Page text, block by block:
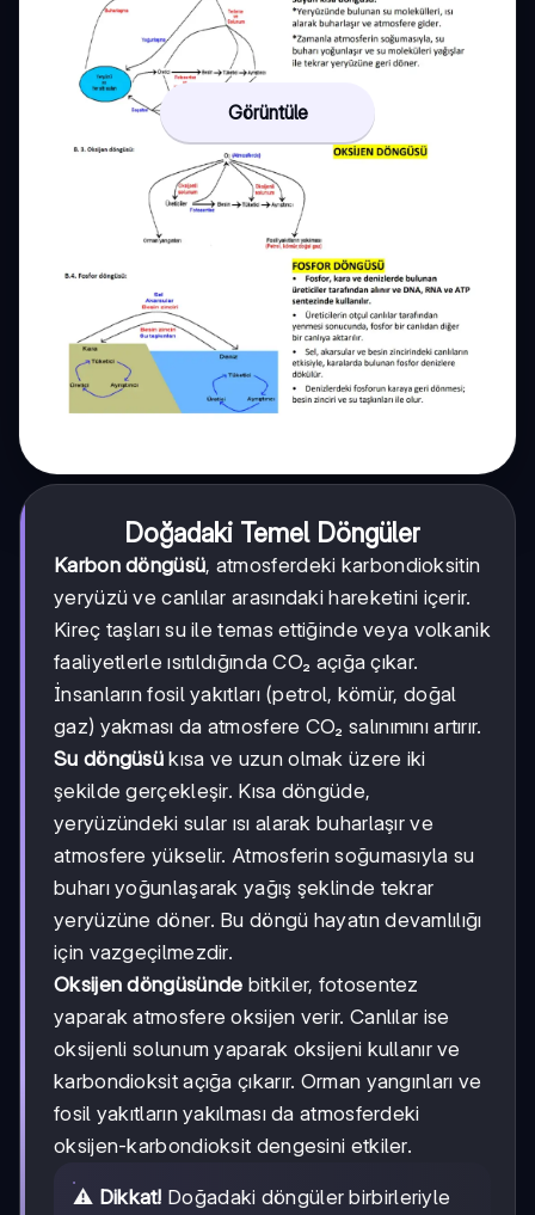
Görüntüle
Doğadaki Temel Döngüler
Karbon döngüsü, atmosferdeki karbondioksitin
yeryüzü ve canlılar arasındaki hareketini içerir.
Kireç taşları su ile temas ettiğinde veya volkanik
faaliyetlerle ısıtıldığında CO₂ açığa çıkar.
İnsanların fosil yakıtları (petrol, kömür, doğal
gaz) yakması da atmosfere CO₂ salınımını artırır.
Su döngüsü kısa ve uzun olmak üzere iki
şekilde gerçekleşir. Kısa döngüde,
yeryüzündeki sular ısı alarak buharlaşır ve
atmosfere yükselir. Atmosferin soğumasıyla su
buharı yoğunlaşarak yağış şeklinde tekrar
yeryüzüne döner. Bu döngü hayatın devamlılığı
için vazgeçilmezdir.
Oksijen döngüsünde bitkiler, fotosentez
yaparak atmosfere oksijen verir. Canlılar ise
oksijenli solunum yaparak oksijeni kullanır ve
karbondioksit açığa çıkarır. Orman yangınları ve
fosil yakıtların yakılması da atmosferdeki
oksijen-karbondioksit dengesini etkiler.
⚠️ Dikkat! Doğadaki döngüler birbirleriyle